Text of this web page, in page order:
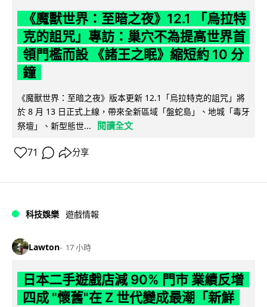
《魔獸世界：至暗之夜》12.1 「烏拉特
克的詛咒」專訪：巢穴不為提高世界首
領門檻而設 《諸王之眠》縮短約 10 分
鐘
《魔獸世界：至暗之夜》版本更新 12.1「烏拉特克的詛咒」將
於 8 月 13 日正式上線，帶來全新區域「盤蛇島」、地城「毒牙
祭壇」、新型態世...
閱讀全文
71 分享
科技娛樂 遊戲情報
Lawton 17 小時
日本二手遊戲店減 90% 門市 業績反增
四成 "懷舊"在 Z 世代變成最潮「新鮮